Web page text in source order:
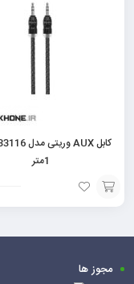
1متر
افزودن
به
مجوز ها